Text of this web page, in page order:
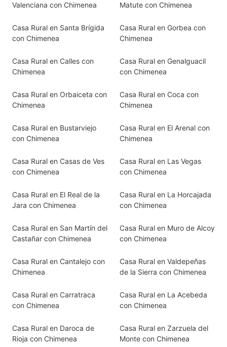
Valenciana con Chimenea
Matute con Chimenea
Casa Rural en Santa Brígida
con Chimenea
Casa Rural en Gorbea con
Chimenea
Casa Rural en Calles con
Chimenea
Casa Rural en Genalguacil
con Chimenea
Casa Rural en Orbaiceta con
Chimenea
Casa Rural en Coca con
Chimenea
Casa Rural en Bustarviejo
con Chimenea
Casa Rural en El Arenal con
Chimenea
Casa Rural en Casas de Ves
con Chimenea
Casa Rural en Las Vegas
con Chimenea
Casa Rural en El Real de la
Jara con Chimenea
Casa Rural en La Horcajada
con Chimenea
Casa Rural en San Martín del
Castañar con Chimenea
Casa Rural en Muro de Alcoy
con Chimenea
Casa Rural en Cantalejo con
Chimenea
Casa Rural en Valdepeñas
de la Sierra con Chimenea
Casa Rural en Carratraca
con Chimenea
Casa Rural en La Acebeda
con Chimenea
Casa Rural en Daroca de
Rioja con Chimenea
Casa Rural en Zarzuela del
Monte con Chimenea